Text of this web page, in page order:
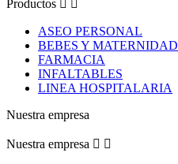
Productos  
ASEO PERSONAL
BEBES Y MATERNIDAD
FARMACIA
INFALTABLES
LINEA HOSPITALARIA
Nuestra empresa
Nuestra empresa  